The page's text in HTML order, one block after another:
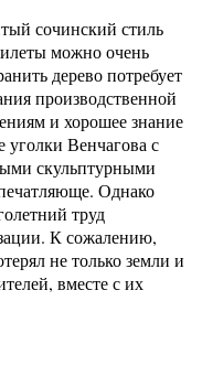
сочинский стиль
можно очень
дерево потребует
производственной
и хорошее знание
Венчагова с
скульптурными
Однако
труд
К сожалению,
не только земли и
вместе с их